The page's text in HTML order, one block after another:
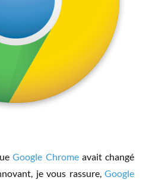
Google Chromeavait changé
je vous rassure, Google